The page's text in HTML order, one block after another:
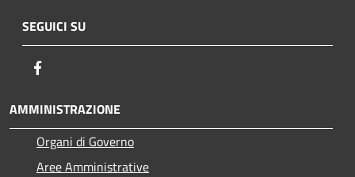
SEGUICI SU
AMMINISTRAZIONE
Organi di Governo
Aree Amministrative